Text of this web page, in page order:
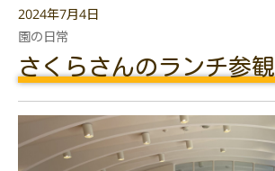
2024年7月4日
園の日常
さくらさんのランチ参観